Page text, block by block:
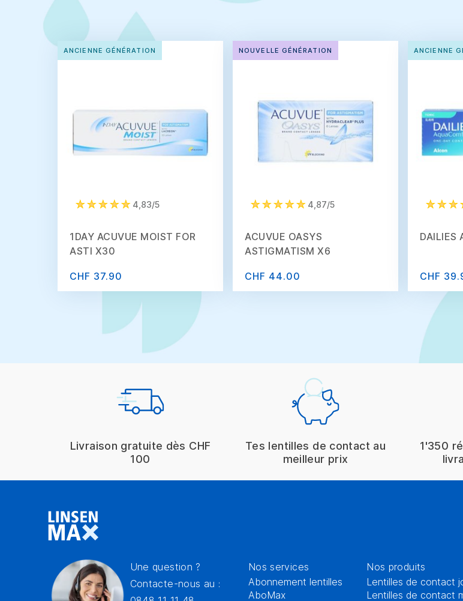
ANCIENNE GÉNÉRATION
4,83/5
1DAY ACUVUE MOIST FOR
ASTI X30
CHF 37.90
NOUVELLE GÉNÉRATION
4,87/5
ACUVUE OASYS
ASTIGMATISM X6
CHF 44.00
ANCIENNE
DAILIES
CHF
Livraison gratuite dès CHF
100
Tes lentilles de contact au
meilleur prix
1'350
Une question ?
Contacte-nous au :
Nos services
Abonnement lentilles
AboMax
Nos produits
Lentilles de contact
Lentilles de contact